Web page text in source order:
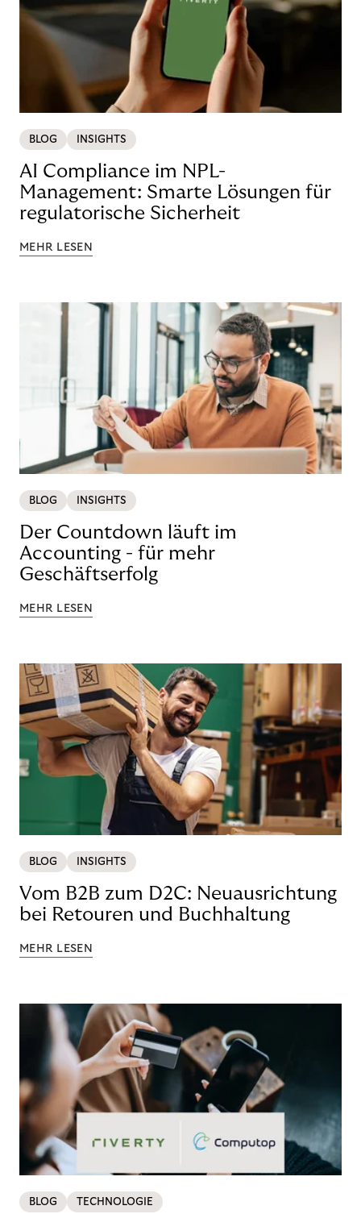
BLOG INSIGHTS
AI Compliance im NPL-
Management: Smarte Lösungen für
regulatorische Sicherheit
MEHR LESEN
BLOG INSIGHTS
Der Countdown läuft im
Accounting - für mehr
Geschäftserfolg
MEHR LESEN
BLOG INSIGHTS
Vom B2B zum D2C: Neuausrichtung
bei Retouren und Buchhaltung
MEHR LESEN
BLOG TECHNOLOGIE